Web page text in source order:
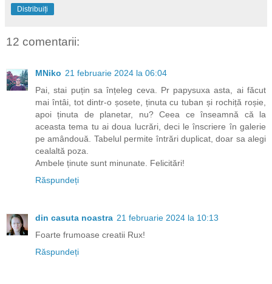
Distribuiți
12 comentarii:
MNiko 21 februarie 2024 la 06:04
Pai, stai puțin sa înțeleg ceva. Pr papysuxa asta, ai făcut
mai întâi, tot dintr-o șosete, ținuta cu tuban și rochiță roșie,
apoi ținuta de planetar, nu? Ceea ce înseamnă că la
aceasta tema tu ai doua lucrări, deci le înscriere în galerie
pe amândouă. Tabelul permite întrări duplicat, doar sa alegi
cealaltă poza.
Ambele ținute sunt minunate. Felicitări!
Răspundeți
din casuta noastra 21 februarie 2024 la 10:13
Foarte frumoase creatii Rux!
Răspundeți